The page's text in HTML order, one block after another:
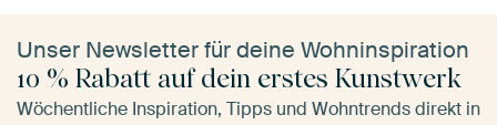
Unser Newsletter für deine Wohninspiration
10 % Rabatt auf dein erstes Kunstwerk
Wöchentliche Inspiration, Tipps und Wohntrends direkt in